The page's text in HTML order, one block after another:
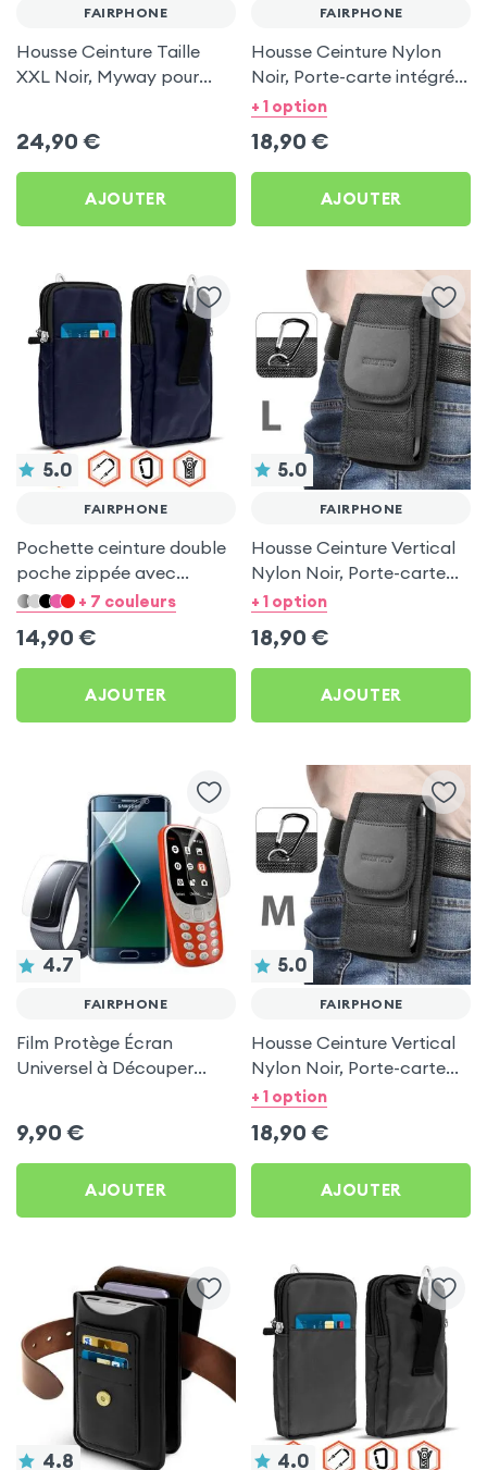
FAIRPHONE
Housse Ceinture Taille
XXL Noir, Myway pour
24,90 €
AJOUTER
FAIRPHONE
Housse Ceinture Nylon
Noir, Porte-carte intégré,
Taille L pour Fairphone
+ 1 option
18,90 €
AJOUTER
5.0
FAIRPHONE
Pochette ceinture double
poche zippée avec
mousqueton + Lanière -
+ 7 couleurs
14,90 €
AJOUTER
5.0
FAIRPHONE
Housse Ceinture Vertical
Nylon Noir, Porte-carte
intégré pour Fairphone
+ 1 option
18,90 €
AJOUTER
4.7
FAIRPHONE
Film Protège Écran
Universel à Découper
9,90 €
AJOUTER
5.0
FAIRPHONE
Housse Ceinture Vertical
Nylon Noir, Porte-carte
intégré pour Fairphone
+ 1 option
18,90 €
AJOUTER
4.8 4.0